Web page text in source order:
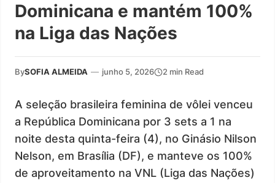
Dominicana e mantém 100%
na Liga das Nações
BySOFIA ALMEIDA — junho 5, 2026 2 min Read
A seleção brasileira feminina de vôlei venceu
a República Dominicana por 3 sets a 1 na
noite desta quinta-feira (4), no Ginásio Nilson
Nelson, em Brasília (DF), e manteve os 100%
de aproveitamento na VNL (Liga das Nações)